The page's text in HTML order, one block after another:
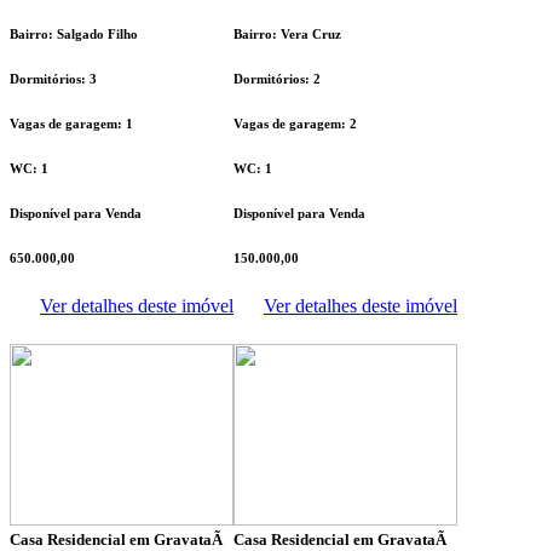
Bairro: Salgado Filho
Dormitórios: 3
Vagas de garagem: 1
WC: 1
Disponível para Venda
650.000,00
Ver detalhes deste imóvel
Bairro: Vera Cruz
Dormitórios: 2
Vagas de garagem: 2
WC: 1
Disponível para Venda
150.000,00
Ver detalhes deste imóvel
Casa Residencial em GravataÃ­ Casa Residencial em GravataÃ­